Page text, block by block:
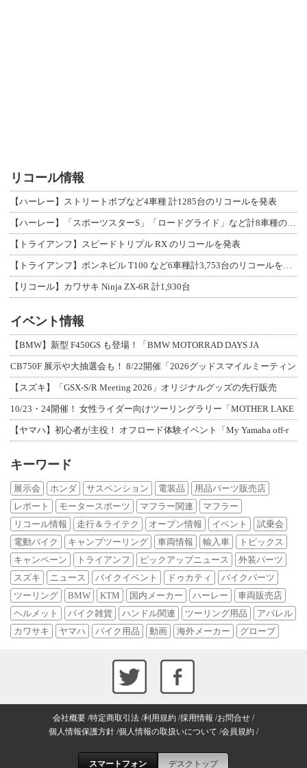
リコール情報
【ハーレー】ストリートボブなど4車種 計1285台のリコールを発表
【ハーレー】「スポーツスターS」「ロードグライド」など計8車種のリコールを発表
【トライアンフ】スピードトリプル RX のリコールを発表
【トライアンフ】ボンネビル T100 など6車種計3,753台のリコールを発表
【リコール】カワサキ Ninja ZX-6R 計1,930台
イベント情報
【BMW】新型 F450GS も登場！「BMW MOTORRAD DAYS JA
CB750F 展示や大抽選会も！ 8/22開催「2026グッドスマイルミーティン
【スズキ】「GSX-S/R Meeting 2026」オリジナルグッズの先行販売
10/23・24開催！ 女性ライダー向けツーリングラリー「MOTHER LAKE
【ヤマハ】初心者が主役！ オフロード体験イベント「My Yamaha off-r
キーワード
展示会 ホンダ サスペンション 電装品
用品パーツ販売店
レポート
モータースポーツ マフラー関連
マフラー
リコール情報
走行＆ライテク オープン情報 イベント
試乗会
電動バイク
キャンプツーリング 車両情報 輸入車
トピックス
キャンペーン
トライアンフ ピックアップニュース
外装パーツ
スズキ
ニュース バイクイベント ドゥカティ
バイクパーツ
ツーリング
BMW KTM 国内メーカー ハーレー
車両販売店
ヘルメット
バイク雑貨 ハンドル関連 ツーリング用品
アパレル
カワサキ
ヤマハ バイク用品 動画 海外メーカー グローブ
会社概要 特定商取引法 利用規約 採用情報 お問合せ
個人情報保護方針 個人情報の取扱いについて 会員規約
スマートフォン デスクトップ